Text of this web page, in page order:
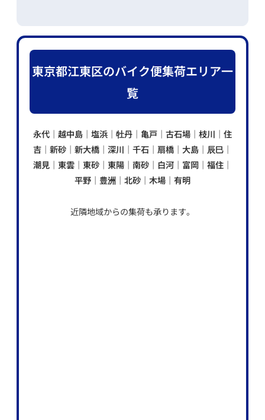
東京都江東区のバイク便集荷エリア一
覧
永代｜越中島｜塩浜｜牡丹｜亀戸｜古石場｜枝川｜住
吉｜新砂｜新大橋｜深川｜千石｜扇橋｜大島｜辰巳｜
潮見｜東雲｜東砂｜東陽｜南砂｜白河｜富岡｜福住｜
平野｜豊洲｜北砂｜木場｜有明
近隣地域からの集荷も承ります。